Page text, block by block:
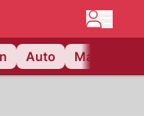
Auto Matchcenter